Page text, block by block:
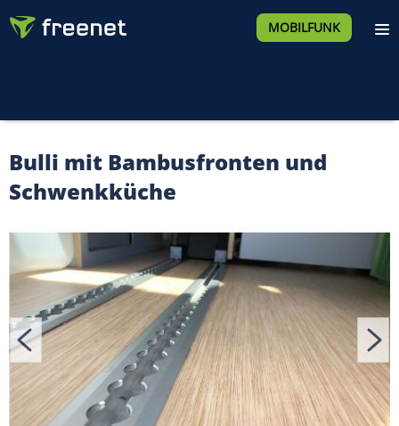
MOBILFUNK
Bulli mit Bambusfronten und
Schwenkküche